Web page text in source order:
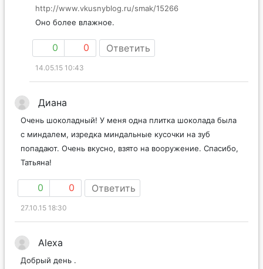
http://www.vkusnyblog.ru/smak/15266
Оно более влажное.
0 0 Ответить
14.05.15 10:43
Диана
Очень шоколадный! У меня одна плитка шоколада была
с миндалем, изредка миндальные кусочки на зуб
попадают. Очень вкусно, взято на вооружение. Спасибо,
Татьяна!
0 0 Ответить
27.10.15 18:30
Alexa
Добрый день .